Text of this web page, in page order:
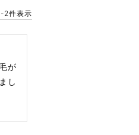
-2件表示
が
し